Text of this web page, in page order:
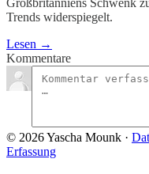
Großbritanniens Schwenk
Trends widerspiegelt.
Lesen →
Kommentare
© 2026 Yascha Mounk ·
Erfassung